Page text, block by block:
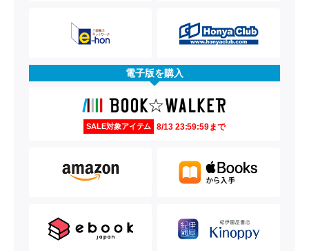
電子版を購入
SALE対象アイテム 8/13 23:59:59まで